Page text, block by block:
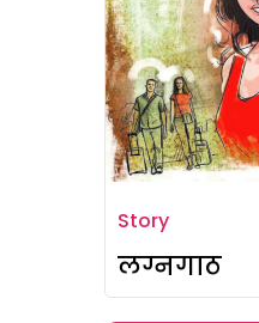
Story
लग्नगाठ